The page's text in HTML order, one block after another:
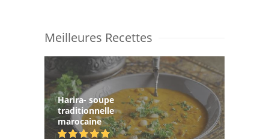
Meilleures Recettes
Harira- soupe
traditionnelle
marocaine